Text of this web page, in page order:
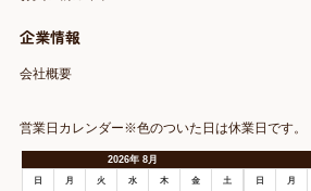
企業情報
会社概要
営業日カレンダー※色のついた日は休業日です。
2026年 8月
日 月 火 水 木 金 土 日 月